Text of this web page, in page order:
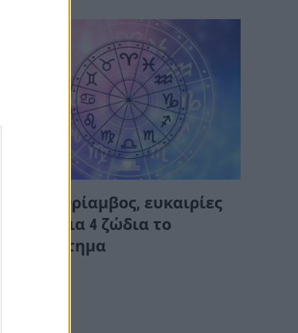
θρίαμβος, ευκαιρίες
για 4 ζώδια το
διάστημα